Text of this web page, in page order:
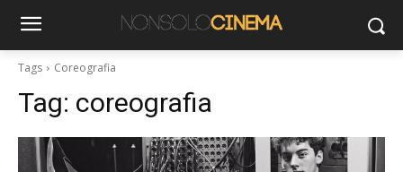
Tags Coreografia
Tag: coreografia